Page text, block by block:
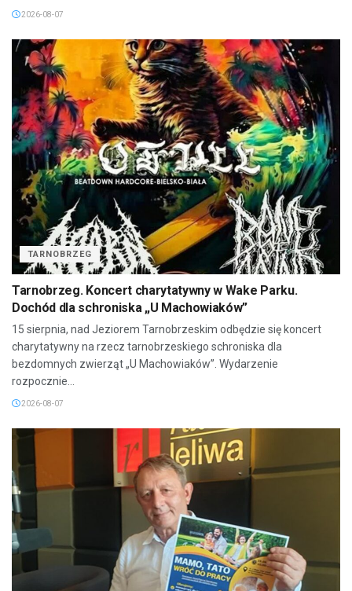
2026-08-07
TARNOBRZEG
Tarnobrzeg. Koncert charytatywny w Wake Parku.
Dochód dla schroniska „U Machowiaków”
15 sierpnia, nad Jeziorem Tarnobrzeskim odbędzie się koncert
charytatywny na rzecz tarnobrzeskiego schroniska dla
bezdomnych zwierząt „U Machowiaków”. Wydarzenie
rozpocznie...
2026-08-07